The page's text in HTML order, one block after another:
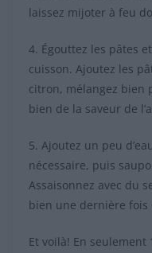
laissez mijoter à feu
4. Égouttez les pâtes
cuisson. Ajoutez les
citron, mélangez bien
bien de la saveur de
5. Ajoutez un peu
nécessaire, puis
Assaisonnez avec du
bien une dernière fois
Et voilà! En seulement